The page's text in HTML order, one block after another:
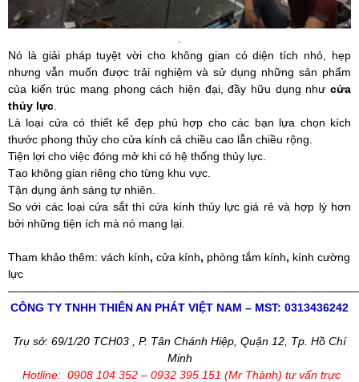
Nó là giải pháp tuyệt vời cho không gian có diện tích nhỏ, hẹp
nhưng vẫn muốn được trải nghiệm và sử dụng những sản phẩm
của kiến trúc mang phong cách hiện đại, đầy hữu dụng như cửa
thủy lực
Là loại cửa có thiết kế đẹp phù hợp cho các bạn lựa chọn kích
thước phong thủy cho cửa kính cả chiều cao lẫn chiều rộng.
Tiện lợi cho việc đóng mở khi có hệ thống thủy lực.
Tạo không gian riêng cho từng khu vực.
Tận dụng ánh sáng tự nhiên.
So với các loại cửa sắt thì cửa kính thủy lực giá rẻ và hợp lý hơn
bởi những tiện ích mà nó mang lại.
Tham khảo thêm: vách kính, cửa kính, phòng tắm kính, kính cường
lực
CÔNG TY TNHH THIÊN AN PHÁT VIỆT NAM – MST: 0313436242
Trụ sở: 69/1/20 TCH03 , P. Tân Chánh Hiệp, Quận 12, Tp. Hồ Chí
Minh
Hotline: 0908 104 352 – 0932 395 151 (Mr Thành) tư vấn trực